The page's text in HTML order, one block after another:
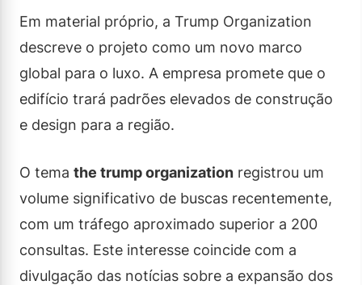
Em material próprio, a Trump Organization
descreve o projeto como um novo marco
global para o luxo. A empresa promete que o
edifício trará padrões elevados de construção
e design para a região.
O tema the trump organization registrou um
volume significativo de buscas recentemente,
com um tráfego aproximado superior a 200
consultas. Este interesse coincide com a
divulgação das notícias sobre a expansão dos